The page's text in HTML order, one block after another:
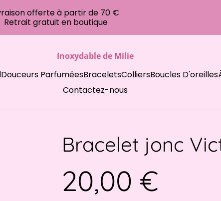
offerte à partir de 70 €
Retrait gratuit en boutique
Inoxydable de Milie
Douceurs ParfuméesBraceletsColliersBoucles D'oreilles
Contactez-nous
Bracelet jonc
20,00 €